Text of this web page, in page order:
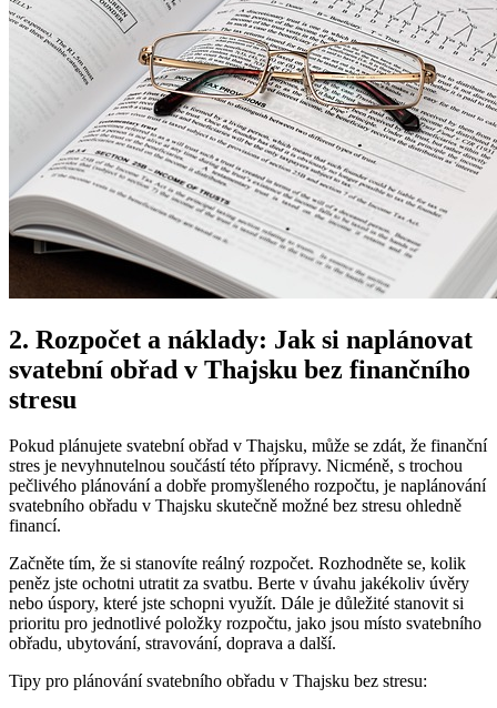
2. Rozpočet a náklady: Jak si naplánovat
svatební obřad v Thajsku bez finančního
stresu
Pokud plánujete svatební obřad v Thajsku, může se zdát, že finanční
stres je nevyhnutelnou součástí této přípravy. Nicméně, s trochou
pečlivého plánování a dobře promyšleného rozpočtu, je naplánování
svatebního obřadu v Thajsku skutečně možné bez stresu ohledně
financí.
Začněte tím, že si stanovíte reálný rozpočet. Rozhodněte se, kolik
peněz jste ochotni utratit za svatbu. Berte v úvahu jakékoliv úvěry
nebo úspory, které jste schopni využít. Dále je důležité stanovit si
prioritu pro jednotlivé položky rozpočtu, jako jsou místo svatebního
obřadu, ubytování, stravování, doprava a další.
Tipy pro plánování svatebního obřadu v Thajsku bez stresu: